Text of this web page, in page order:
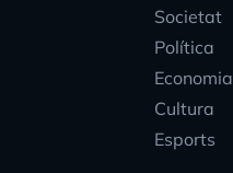
Societat
Política
Economia
Cultura
Esports